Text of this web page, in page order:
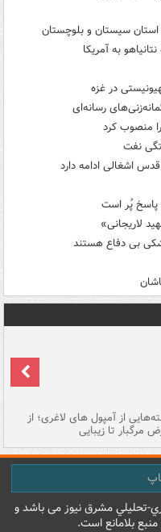
سیستان و بلوچستان
به آمریکا
رسانه‌ای
منصوب کرد
اشغالی ادامه دارد
پاسخ پُر است
لاریجانی»
بی دفاع هستند
از آمپول های لاغری؛ از
مرگبار تا زیبایی
تحليلي مشرق نيوز می باشد و
بلامانع است.